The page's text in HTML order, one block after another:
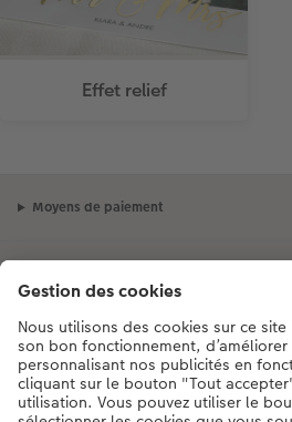
Effet relief
Moyens de paiement
Qualité et sécurité
Développement durable